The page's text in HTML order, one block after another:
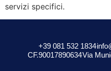
servizi specifici.
+39 081 532 1834
CF.90017890634Via